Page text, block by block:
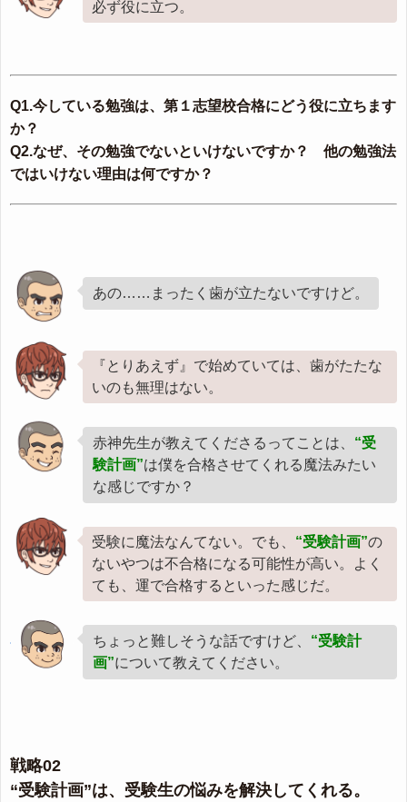
必ず役に立つ。
Q1.今している勉強は、第１志望校合格にどう役に立ちます
か？
Q2.なぜ、その勉強でないといけないですか？ 他の勉強法
ではいけない理由は何ですか？
あの……まったく歯が立たないですけど。
『とりあえず』で始めていては、歯がたたな
いのも無理はない。
赤神先生が教えてくださるってことは、 “受
験計画”は僕を合格させてくれる魔法みたい
な感じですか？
受験に魔法なんてない。でも、 “受験計画”の
ないやつは不合格になる可能性が高い。よく
ても、運で合格するといった感じだ。
ちょっと難しそうな話ですけど、 “受験計
画”について教えてください。
戦略02
“受験計画”は、受験生の悩みを解決してくれる。